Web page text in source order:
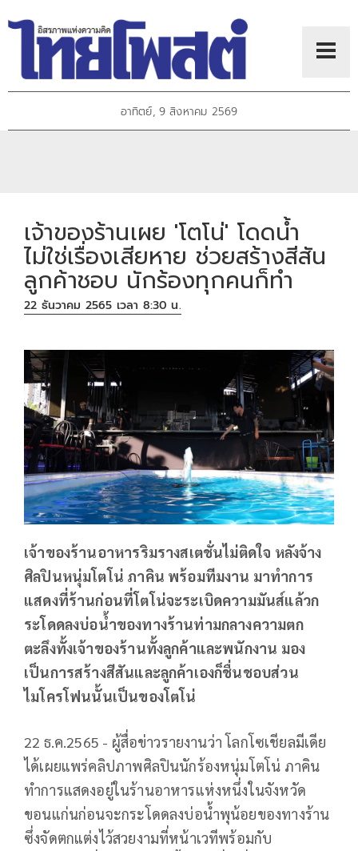
อาทิตย์, 9 สิงหาคม 2569
เจ้าของร้านเผย 'โตโน่' โดดน้ำ
ไม่ใช่เรื่องเสียหาย ช่วยสร้างสีสัน
ลูกค้าชอบ นักร้องทุกคนก็ทำ
22 ธันวาคม 2565 เวลา 8:30 น.
เจ้าของร้านอาหารริมรางสเตชั่นไม่ติดใจ หลังจ้าง
ศิลปินหนุ่มโตโน่ ภาคิน พร้อมทีมงาน มาทำการ
แสดงที่ร้านก่อนที่โตโน่จะระเบิดความมันส์แล้วก
ระโดดลงบ่อน้ำของทางร้านท่ามกลางความตก
ตะลึงทั้งเจ้าของร้านทั้งลูกค้าและพนักงาน มอง
เป็นการสร้างสีสันและลูกค้าเองก็ชื่นชอบส่วน
ไมโครโฟนนั้นเป็นของโตโน่
22 ธ.ค.2565 - ผู้สื่อข่าวรายงานว่า โลกโซเชียลมีเดีย
ได้เผยแพร่คลิปภาพศิลปินนักร้องหนุ่มโตโน่ ภาคิน
ทำการแสดงอยู่ในร้านอาหารแห่งหนึ่งในจังหวัด
ขอนแก่นก่อนจะกระโดดลงบ่อน้ำพุน้อยของทางร้าน
ซึ่งจัดตกแต่งไว้สวยงามที่หน้าเวทีพร้อมกับ